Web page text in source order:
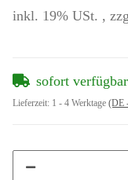
inkl. 19% USt. ,
sofort verfügbar
Lieferzeit: 1 - 4 Werktage (DE